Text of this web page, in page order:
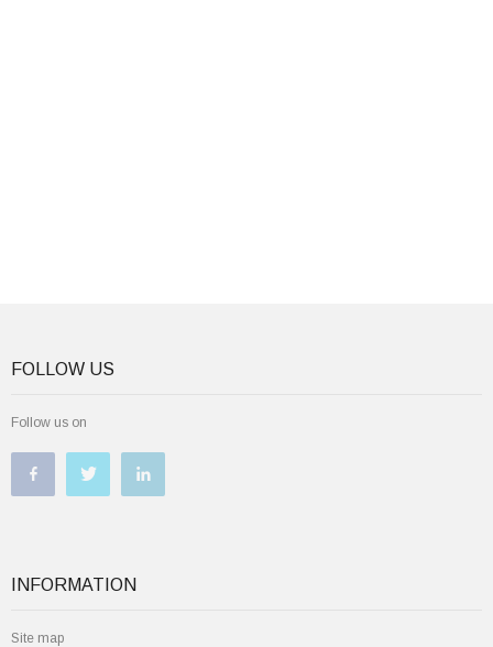
FOLLOW US
Follow us on
INFORMATION
Site map